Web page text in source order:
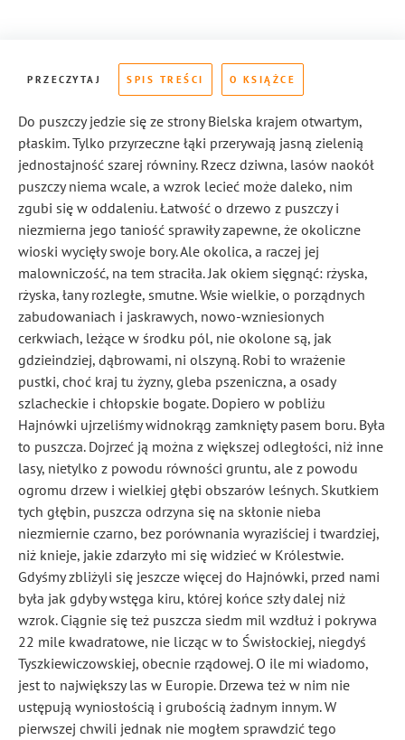
PRZECZYTAJ SPIS TREŚCI O KSIĄŻCE
Do puszczy jedzie się ze strony Bielska krajem otwartym,
płaskim. Tylko przyrzeczne łąki przerywają jasną zielenią
jednostajność szarej równiny. Rzecz dziwna, lasów naokół
puszczy niema wcale, a wzrok lecieć może daleko, nim
zgubi się w oddaleniu. Łatwość o drzewo z puszczy i
niezmierna jego taniość sprawiły zapewne, że okoliczne
wioski wycięły swoje bory. Ale okolica, a raczej jej
malowniczość, na tem straciła. Jak okiem sięgnąć: rżyska,
rżyska, łany rozległe, smutne. Wsie wielkie, o porządnych
zabudowaniach i jaskrawych, nowo-wzniesionych
cerkwiach, leżące w środku pól, nie okolone są, jak
gdzieindziej, dąbrowami, ni olszyną. Robi to wrażenie
pustki, choć kraj tu żyzny, gleba pszeniczna, a osady
szlacheckie i chłopskie bogate. Dopiero w pobliżu
Hajnówki ujrzeliśmy widnokrąg zamknięty pasem boru. Była
to puszcza. Dojrzeć ją można z większej odległości, niż inne
lasy, nietylko z powodu równości gruntu, ale z powodu
ogromu drzew i wielkiej głębi obszarów leśnych. Skutkiem
tych głębin, puszcza odrzyna się na skłonie nieba
niezmiernie czarno, bez porównania wyraziściej i twardziej,
niż knieje, jakie zdarzyło mi się widzieć w Królestwie.
Gdyśmy zbliżyli się jeszcze więcej do Hajnówki, przed nami
była jak gdyby wstęga kiru, której końce szły dalej niż
wzrok. Ciągnie się też puszcza siedm mil wzdłuż i pokrywa
22 mile kwadratowe, nie licząc w to Świsłockiej, niegdyś
Tyszkiewiczowskiej, obecnie rządowej. O ile mi wiadomo,
jest to największy las w Europie. Drzewa też w nim nie
ustępują wyniosłością i grubością żadnym innym. W
pierwszej chwili jednak nie mogłem sprawdzić tego